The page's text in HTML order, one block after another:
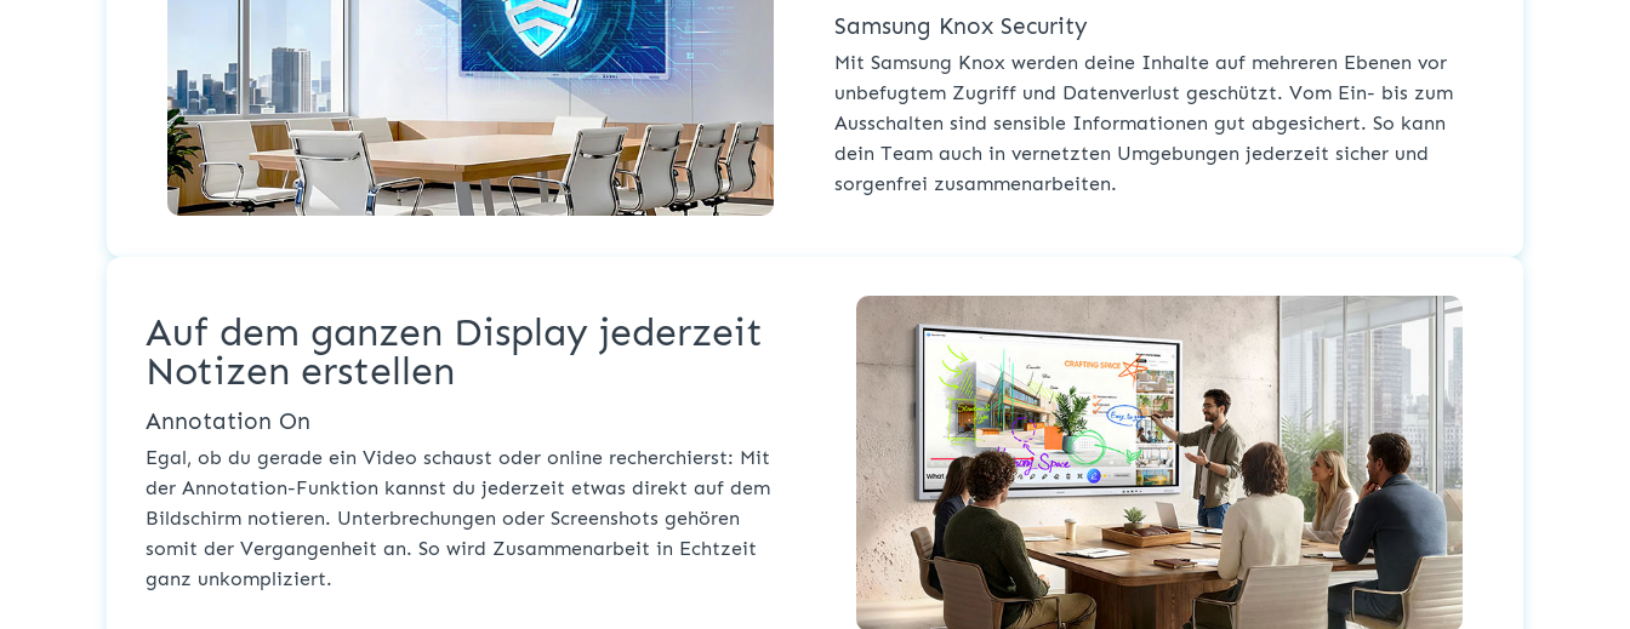
Samsung Knox Security
Mit Samsung Knox werden deine Inhalte auf mehreren Ebenen vor
unbefugtem Zugriff und Datenverlust geschützt. Vom Ein- bis zum
Ausschalten sind sensible Informationen gut abgesichert. So kann
dein Team auch in vernetzten Umgebungen jederzeit sicher und
sorgenfrei zusammenarbeiten.
Auf dem ganzen Display jederzeit
Notizen erstellen
Annotation On
Egal, ob du gerade ein Video schaust oder online recherchierst: Mit
der Annotation-Funktion kannst du jederzeit etwas direkt auf dem
Bildschirm notieren. Unterbrechungen oder Screenshots gehören
somit der Vergangenheit an. So wird Zusammenarbeit in Echtzeit
ganz unkompliziert.